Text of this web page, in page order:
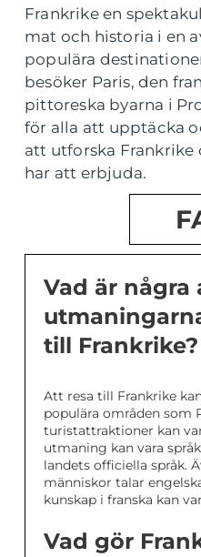
Frankrike en
mat och historia i en
populära
besöker Paris, den
pittoreska byarna i
för alla att upptäcka
att utforska
har att erbjuda.
Vad är några
till Frankrike?
Att resa till Frankrike
populära områden som
turistattraktioner kan
utmaning kan vara
landets officiella språk.
människor talar
kunskap i franska kan
Vad gör